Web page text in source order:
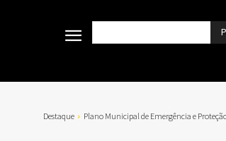
Destaque Plano Municipal de Emergência e